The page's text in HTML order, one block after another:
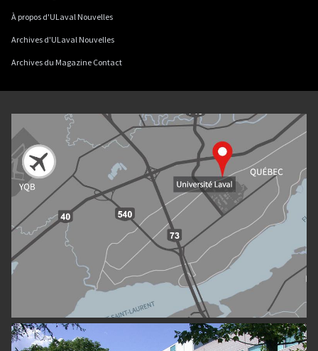
À propos d'ULaval Nouvelles
Archives d'ULaval Nouvelles
Archives du Magazine Contact